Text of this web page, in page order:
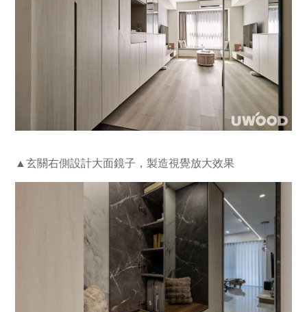
▲玄關右側設計大面鏡子，製造視覺放大效果